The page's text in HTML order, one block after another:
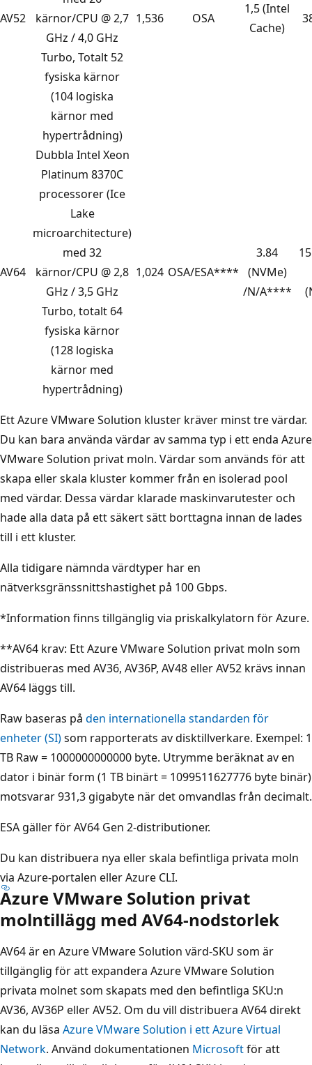
AV52
kärnor/CPU @ 2,7
GHz / 4,0 GHz
Turbo, Totalt 52
fysiska kärnor
(104 logiska
kärnor med
hypertrådning)
1,536 OSA
1,5 (Intel
Cache)
AV64
Dubbla Intel Xeon
Platinum 8370C
processorer (Ice
Lake
microarchitecture)
med 32
kärnor/CPU @ 2,8
GHz / 3,5 GHz
Turbo, totalt 64
fysiska kärnor
(128 logiska
kärnor med
hypertrådning)
1,024 OSA/ESA****
3.84
(NVMe)
/N/A****
Ett Azure VMware Solution kluster kräver minst tre värdar.
Du kan bara använda värdar av samma typ i ett enda Azure
VMware Solution privat moln. Värdar som används för att
skapa eller skala kluster kommer från en isolerad pool
med värdar. Dessa värdar klarade maskinvarutester och
hade alla data på ett säkert sätt borttagna innan de lades
till i ett kluster.
Alla tidigare nämnda värdtyper har en
nätverksgränssnittshastighet på 100 Gbps.
*Information finns tillgänglig via priskalkylatorn för Azure.
**AV64 krav: Ett Azure VMware Solution privat moln som
distribueras med AV36, AV36P, AV48 eller AV52 krävs innan
AV64 läggs till.
Raw baseras på den internationella standarden för
enheter (SI)som rapporterats av disktillverkare. Exempel: 1
TB Raw = 1000000000000 byte. Utrymme beräknat av en
dator i binär form (1 TB binärt = 1099511627776 byte binär)
motsvarar 931,3 gigabyte när det omvandlas från decimalt.
ESA gäller för AV64 Gen 2-distributioner.
Du kan distribuera nya eller skala befintliga privata moln
via Azure-portalen eller Azure CLI.
Azure VMware Solution privat
molntillägg med AV64-nodstorlek
AV64 är en Azure VMware Solution värd-SKU som är
tillgänglig för att expandera Azure VMware Solution
privata molnet som skapats med den befintliga SKU:n
AV36, AV36P eller AV52. Om du vill distribuera AV64 direkt
kan du läsa Azure VMware Solution i ett Azure Virtual
Network. Använd dokumentationen Microsoftför att